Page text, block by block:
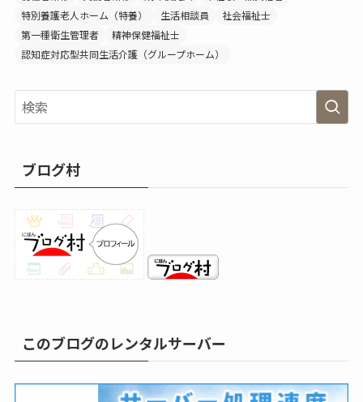
特別養護老人ホーム（特養）
生活相談員
社会福祉士
第一種衛生管理者
精神保健福祉士
認知症対応型共同生活介護（グループホーム）
ブログ村
このブログのレンタルサーバー